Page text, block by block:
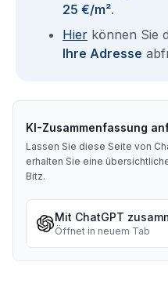
25 €/m².
Hier können Sie
Ihre Adresse
KI-Zusammenfassung
Lassen Sie diese Seite von
erhalten Sie eine
Bitz.
Mit ChatGPT
Öffnet in neuem Tab